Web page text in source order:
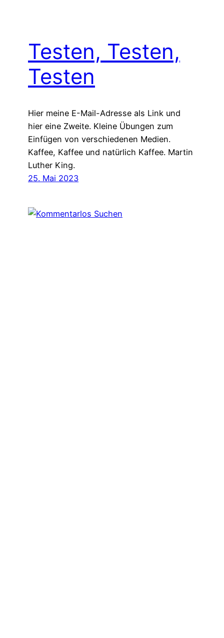
Testen, Testen,
Testen
Hier meine E-Mail-Adresse als Link und
hier eine Zweite. Kleine Übungen zum
Einfügen von verschiedenen Medien.
Kaffee, Kaffee und natürlich Kaffee. Martin
Luther King.
25. Mai 2023